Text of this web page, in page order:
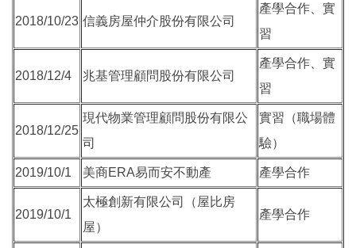
2018/10/23 信義房屋仲介股份有限公司
產學合作、實
習
2018/12/4 兆基管理顧問股份有限公司
產學合作、實
習
2018/12/25
現代物業管理顧問股份有限公
司
實習（職場體
驗）
2019/10/1 美商ERA易而安不動產 產學合作
2019/10/1
太極創新有限公司（屋比房
屋）
產學合作